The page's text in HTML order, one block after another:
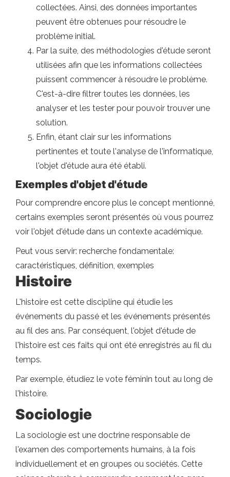
collectées. Ainsi, des données importantes
peuvent être obtenues pour résoudre le
problème initial.
Par la suite, des méthodologies d'étude seront
utilisées afin que les informations collectées
puissent commencer à résoudre le problème.
C'est-à-dire filtrer toutes les données, les
analyser et les tester pour pouvoir trouver une
solution.
Enfin, étant clair sur les informations
pertinentes et toute l'analyse de l'informatique,
l'objet d'étude aura été établi.
Exemples d'objet d'étude
Pour comprendre encore plus le concept mentionné,
certains exemples seront présentés où vous pourrez
voir l'objet d'étude dans un contexte académique.
Peut vous servir: recherche fondamentale:
caractéristiques, définition, exemples
Histoire
L'histoire est cette discipline qui étudie les
événements du passé et les événements présentés
au fil des ans. Par conséquent, l'objet d'étude de
l'histoire est ces faits qui ont été enregistrés au fil du
temps.
Par exemple, étudiez le vote féminin tout au long de
l'histoire.
Sociologie
La sociologie est une doctrine responsable de
l'examen des comportements humains, à la fois
individuellement et en groupes ou sociétés. Cette